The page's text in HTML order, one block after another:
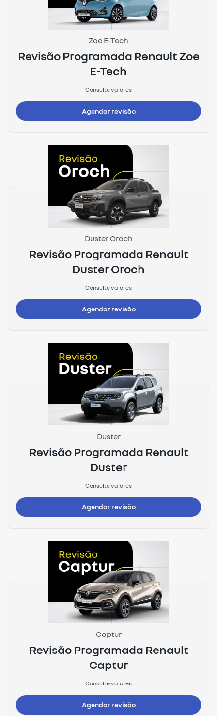
Zoe E-Tech
Revisão Programada Renault Zoe
E-Tech
Consulte valores
Agendar revisão
Duster Oroch
Revisão Programada Renault
Duster Oroch
Consulte valores
Agendar revisão
Duster
Revisão Programada Renault
Duster
Consulte valores
Agendar revisão
Captur
Revisão Programada Renault
Captur
Consulte valores
Agendar revisão